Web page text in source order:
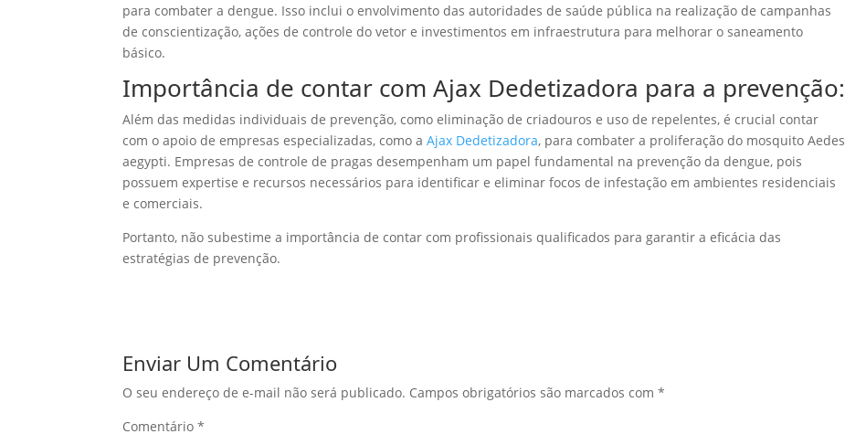
para combater a dengue. Isso inclui o envolvimento das autoridades de saúde pública na realização de campanhas
de conscientização, ações de controle do vetor e investimentos em infraestrutura para melhorar o saneamento
básico.
Importância de contar com Ajax Dedetizadora para a prevenção:
Além das medidas individuais de prevenção, como eliminação de criadouros e uso de repelentes, é crucial contar
com o apoio de empresas especializadas, como aAjax Dedetizadora, para combater a proliferação do mosquito Aedes
aegypti. Empresas de controle de pragas desempenham um papel fundamental na prevenção da dengue, pois
possuem expertise e recursos necessários para identificar e eliminar focos de infestação em ambientes residenciais
e comerciais.
Portanto, não subestime a importância de contar com profissionais qualificados para garantir a eficácia das
estratégias de prevenção.
Enviar Um Comentário
O seu endereço de e-mail não será publicado. Campos obrigatórios são marcados com*
Comentário*